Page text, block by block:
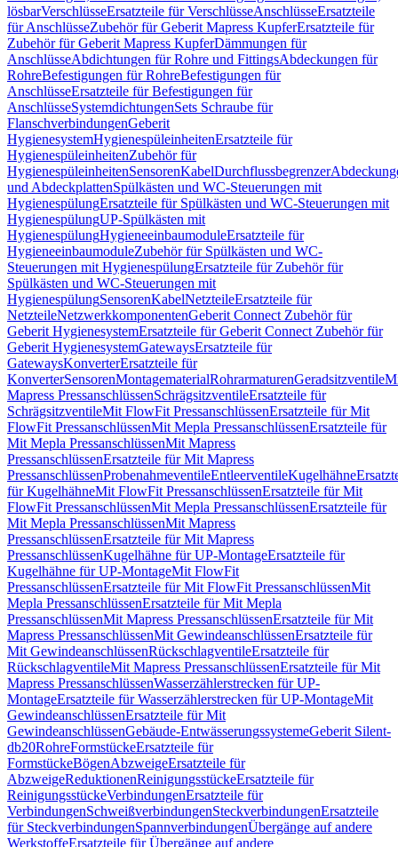
lösbarVerschlüsseErsatzteile für VerschlüsseAnschlüsseErsatzteile
für AnschlüsseZubehör für Geberit Mapress KupferErsatzteile für
Zubehör für Geberit Mapress KupferDämmungen für
AnschlüsseAbdichtungen für Rohre und FittingsAbdeckungen für
RohreBefestigungen für RohreBefestigungen für
AnschlüsseErsatzteile für Befestigungen für
AnschlüsseSystemdichtungenSets Schraube für
FlanschverbindungenGeberit
HygienesystemHygienespüleinheitenErsatzteile für
HygienespüleinheitenZubehör für
HygienespüleinheitenSensorenKabelDurchflussbegrenzer
und AbdeckplattenSpülkästen und WC-Steuerungen mit
HygienespülungErsatzteile für Spülkästen und WC-Steuerungen mit
HygienespülungUP-Spülkästen mit
HygienespülungHygieneeinbaumoduleErsatzteile für
HygieneeinbaumoduleZubehör für Spülkästen und WC-
Steuerungen mit HygienespülungErsatzteile für Zubehör für
Spülkästen und WC-Steuerungen mit
HygienespülungSensorenKabelNetzteileErsatzteile für
NetzteileNetzwerkkomponentenGeberit Connect Zubehör für
Geberit HygienesystemErsatzteile für Geberit Connect Zubehör für
Geberit HygienesystemGatewaysErsatzteile für
GatewaysKonverterErsatzteile für
KonverterSensorenMontagematerialRohrarmaturenGeradsitzventile
Mapress PressanschlüssenSchrägsitzventileErsatzteile für
SchrägsitzventileMit FlowFit PressanschlüssenErsatzteile für Mit
FlowFit PressanschlüssenMit Mepla PressanschlüssenErsatzteile für
Mit Mepla PressanschlüssenMit Mapress
PressanschlüssenErsatzteile für Mit Mapress
PressanschlüssenProbenahmeventileEntleerventileKugelhähne
für KugelhähneMit FlowFit PressanschlüssenErsatzteile für Mit
FlowFit PressanschlüssenMit Mepla PressanschlüssenErsatzteile für
Mit Mepla PressanschlüssenMit Mapress
PressanschlüssenErsatzteile für Mit Mapress
PressanschlüssenKugelhähne für UP-MontageErsatzteile für
Kugelhähne für UP-MontageMit FlowFit
PressanschlüssenErsatzteile für Mit FlowFit PressanschlüssenMit
Mepla PressanschlüssenErsatzteile für Mit Mepla
PressanschlüssenMit Mapress PressanschlüssenErsatzteile für Mit
Mapress PressanschlüssenMit GewindeanschlüssenErsatzteile für
Mit GewindeanschlüssenRückschlagventileErsatzteile für
RückschlagventileMit Mapress PressanschlüssenErsatzteile für Mit
Mapress PressanschlüssenWasserzählerstrecken für UP-
MontageErsatzteile für Wasserzählerstrecken für UP-MontageMit
GewindeanschlüssenErsatzteile für Mit
GewindeanschlüssenGebäude-EntwässerungssystemeGeberit Silent-
db20RohreFormstückeErsatzteile für
FormstückeBögenAbzweigeErsatzteile für
AbzweigeReduktionenReinigungsstückeErsatzteile für
ReinigungsstückeVerbindungenErsatzteile für
VerbindungenSchweißverbindungenSteckverbindungenErsatzteile
für SteckverbindungenSpannverbindungenÜbergänge auf andere
WerkstoffeErsatzteile für Übergänge auf andere